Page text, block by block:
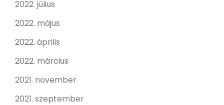
2022. július
2022. május
2022. április
2022. március
2021. november
2021. szeptember